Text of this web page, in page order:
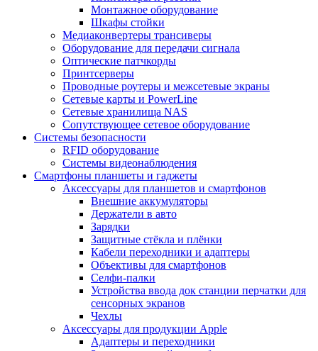
Монтажное оборудование
Шкафы стойки
Медиаконвертеры трансиверы
Оборудование для передачи сигнала
Оптические патчкорды
Принтсерверы
Проводные роутеры и межсетевые экраны
Сетевые карты и PowerLine
Сетевые хранилища NAS
Сопутствующее сетевое оборудование
Системы безопасности
RFID оборудование
Системы видеонаблюдения
Смартфоны планшеты и гаджеты
Аксессуары для планшетов и смартфонов
Внешние аккумуляторы
Держатели в авто
Зарядки
Защитные стёкла и плёнки
Кабели переходники и адаптеры
Объективы для смартфонов
Селфи-палки
Устройства ввода док станции перчатки для
сенсорных экранов
Чехлы
Аксессуары для продукции Apple
Адаптеры и переходники